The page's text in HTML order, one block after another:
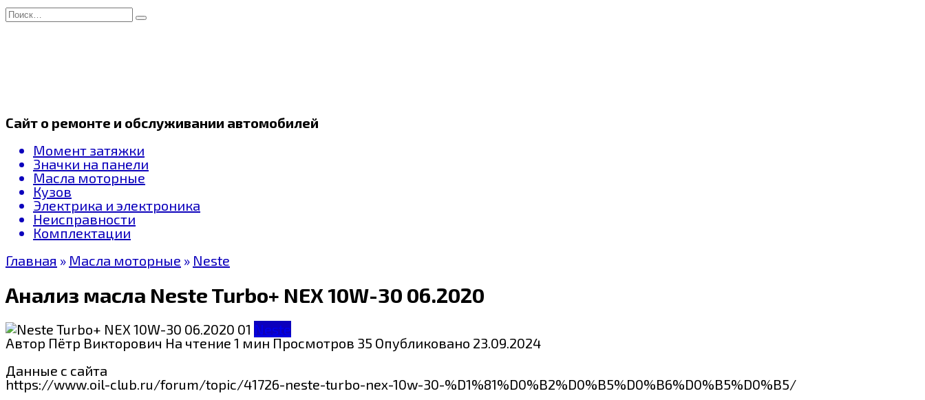
Перейти
к
Search
for:
Сайт о ремонте и обслуживании автомобилей
Момент затяжки
Значки на панели
Масла моторные
Кузов
Электрика и электроника
Неисправности
Комплектации
Главная » Масла моторные » Neste
Анализ масла Neste Turbo+ NEX 10W-30 06.2020
Neste
Автор Пётр Викторович На чтение 1 минПросмотров 35 Опубликовано 23.09.2024
Данные с сайта
https://www.oil-club.ru/forum/topic/41726-neste-turbo-nex-10w-30-%D1%81%D0%B2%D0%B5%D0%B6%D0%B5%D0%B5/